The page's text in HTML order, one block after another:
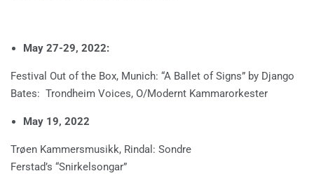
May 27-29, 2022:
Festival Out of the Box, Munich: “A Ballet of Signs” by Django
Bates: Trondheim Voices, O/Modernt Kammarorkester
May 19, 2022
Trøen Kammersmusikk, Rindal: Sondre
Ferstad’s “Snirkelsongar”